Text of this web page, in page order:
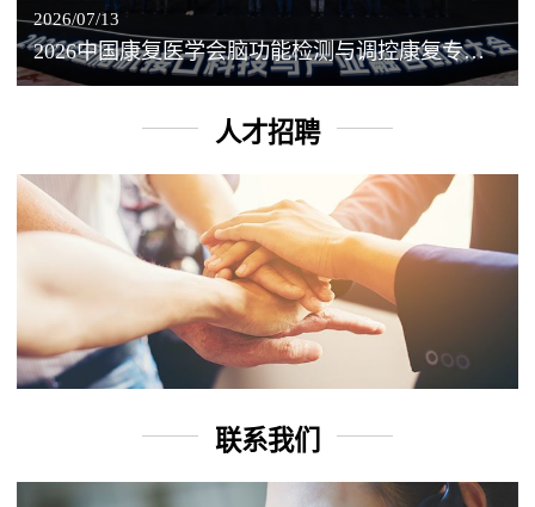
2026/07/13
2026中国康复医学会脑功能检测与调控康复专业委员会学术年会丨脑客中国：脑机接口——EEG驱动TMS闭环调控工作坊
人才招聘
联系我们